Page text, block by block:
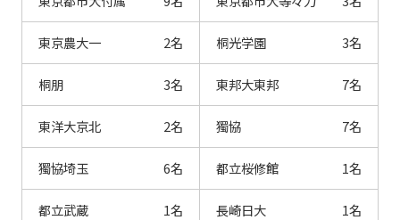
東京農大一 2名 桐光学園 3名
桐朋 3名 東邦大東邦 7名
東洋大京北 2名 獨協 7名
獨協埼玉 6名 都立桜修館 1名
都立武蔵 1名 長崎日大 1名